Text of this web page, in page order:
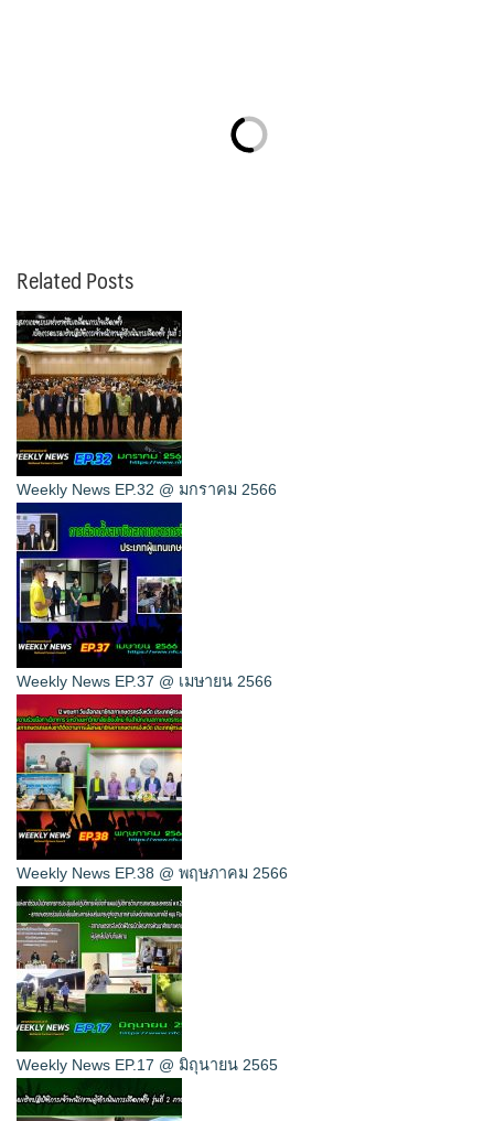
Related Posts
Weekly News EP.32 @ มกราคม 2566
Weekly News EP.37 @ เมษายน 2566
Weekly News EP.38 @ พฤษภาคม 2566
Weekly News EP.17 @ มิถุนายน 2565